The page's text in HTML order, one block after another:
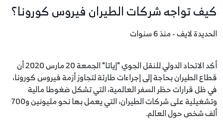
كيف تواجه شركات الطيران فيروس كورونا؟
الحديدة لايف - منذ 6 سنوات
أكد الاتحاد الدولي للنقل الجوي "إياتا" الجمعة 20 مارس 2020 أن
قطاع الطيران بحاجة إلى إجراءات طارئة لتجاوز أزمة فيروس كورونا،
في ظل قرارات حظر السفر العالمية، التي تشكل ضغوطا مالية
وتشغيلية على شركات الطيران، التي يعمل بها نحو مليونين و700
ألف شخص حول العالم.